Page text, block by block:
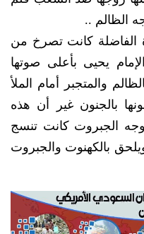
الظالم ..
الفاضلة كانت تصرخ من
يحيى بأعلى صوتها
والمتجبر أمام الملأ
بالجنون غير أن هذه
وجه الجبروت كانت تنسج
بالكهنوت والجبروت